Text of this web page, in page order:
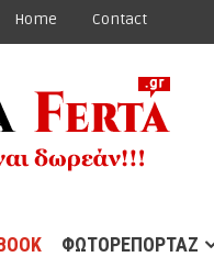
Home Contact
ΦΩΤΟΡΕΠΟΡΤΑΖ